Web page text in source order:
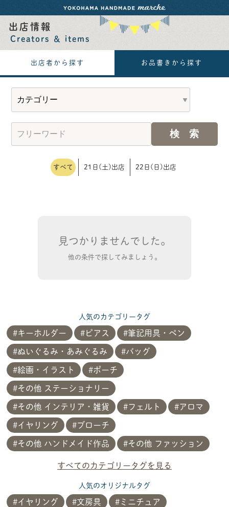
出店情報
Creators ＆ items
出店者から探す お品書きから探す
すべて 21日(土)出店 22日(日)出店
見つかりませんでした。
他の条件で探してみましょう。
人気のカテゴリータグ
キーホルダー ピアス 筆記用具・ペン
ぬいぐるみ・あみぐるみ バッグ
絵画・イラスト ポーチ
その他 ステーショナリー
その他 インテリア・雑貨 フェルト アロマ
イヤリング ブローチ
その他 ハンドメイド作品 その他 ファッション
すべてのカテゴリータグを見る
人気のオリジナルタグ
イヤリング 文房具 ミニチュア